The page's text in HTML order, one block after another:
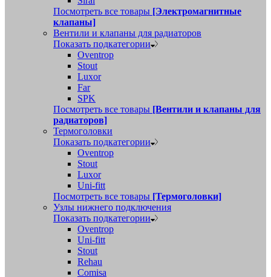
Посмотреть все товары [Электромагнитные
клапаны]
Вентили и клапаны для радиаторов
Показать подкатегории
Oventrop
Stout
Luxor
Far
SPK
Посмотреть все товары [Вентили и клапаны для
радиаторов]
Термоголовки
Показать подкатегории
Oventrop
Stout
Luxor
Uni-fitt
Посмотреть все товары [Термоголовки]
Узлы нижнего подключения
Показать подкатегории
Oventrop
Uni-fitt
Stout
Rehau
Comisa